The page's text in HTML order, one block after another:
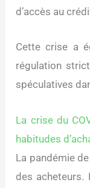
d’accès au
Cette crise a
régulation
spéculatives
La crise du
habitudes
La pandémie
des acheteurs.